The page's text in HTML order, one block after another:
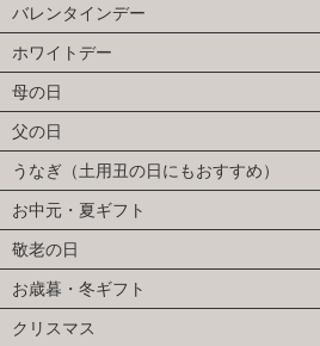
バレンタインデー
ホワイトデー
母の日
父の日
うなぎ（土用丑の日にもおすすめ）
お中元・夏ギフト
敬老の日
お歳暮・冬ギフト
クリスマス